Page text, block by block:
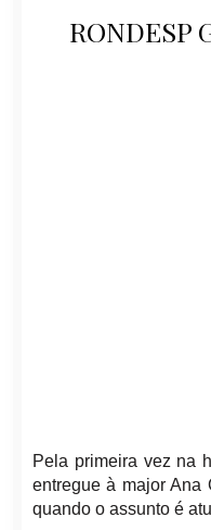
RONDESP
Pela primeira vez na
entregue à major Ana
quando o assunto é